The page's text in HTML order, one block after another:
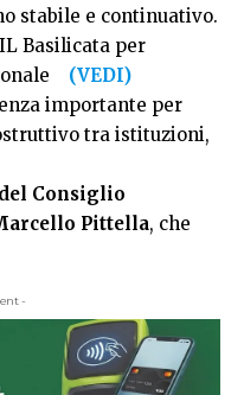
stabile e continuativo.
Basilicata per
(VEDI)
importante per
tra istituzioni,
Consiglio
Pittella, che
-